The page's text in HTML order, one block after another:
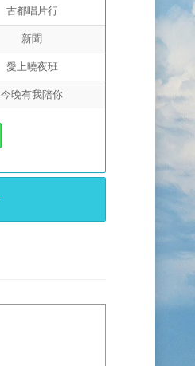
古都唱片行
新聞
愛上曉夜班
今晚有我陪你